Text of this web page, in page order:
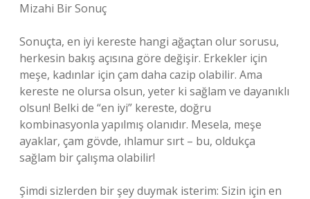
Mizahi Bir Sonuç
Sonuçta, en iyi kereste hangi ağaçtan olur sorusu,
herkesin bakış açısına göre değişir. Erkekler için
meşe, kadınlar için çam daha cazip olabilir. Ama
kereste ne olursa olsun, yeter ki sağlam ve dayanıklı
olsun! Belki de “en iyi” kereste, doğru
kombinasyonla yapılmış olanıdır. Mesela, meşe
ayaklar, çam gövde, ıhlamur sırt – bu, oldukça
sağlam bir çalışma olabilir!
Şimdi sizlerden bir şey duymak isterim: Sizin için en